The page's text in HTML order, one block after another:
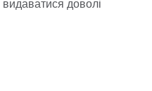
доволі